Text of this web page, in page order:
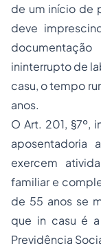
de um início de
deve
ininterrupto de
casu, o tempo
anos.
O Art. 201, §7º,
aposentadoria
exercem
familiar e
de 55 anos se
que in casu é a
Previdência